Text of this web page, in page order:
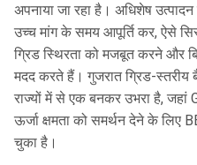
अपनाया जा रहा है। अधिशेष
उच्च मांग के समय आपूर्ति कर, ऐसे
ग्रिड स्थिरता को मजबूत करने और
मदद करते हैं। गुजरात ग्रिड-स्तरीय
राज्यों में से एक बनकर उभरा है, जहां
ऊर्जा क्षमता को समर्थन देने के
चुका है।